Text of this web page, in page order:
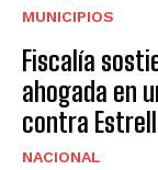
MUNICIPIOS
Fiscalía
ahogada en
contra
NACIONAL